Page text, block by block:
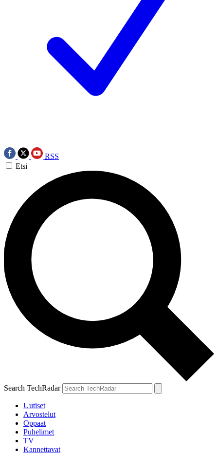
RSS
Etsi
Search TechRadar
Uutiset
Arvostelut
Oppaat
Puhelimet
TV
Kannettavat